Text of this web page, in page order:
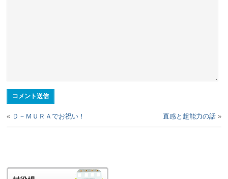
« Ｄ－ＭＵＲＡでお祝い！ 直感と超能力の話»